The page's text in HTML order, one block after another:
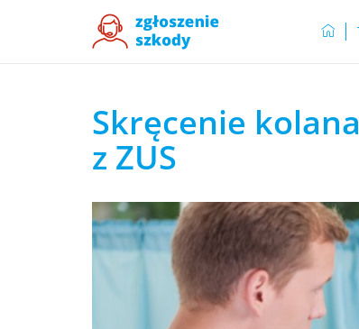
Skręcenie
z ZUS